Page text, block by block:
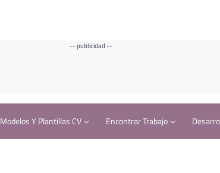
-- publicidad --
Modelos Y Plantillas CV Encontrar Trabajo